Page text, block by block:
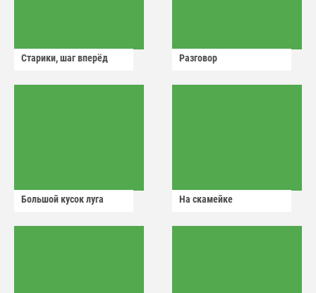
Старики, шаг вперёд Разговор
Большой кусок луга На скамейке